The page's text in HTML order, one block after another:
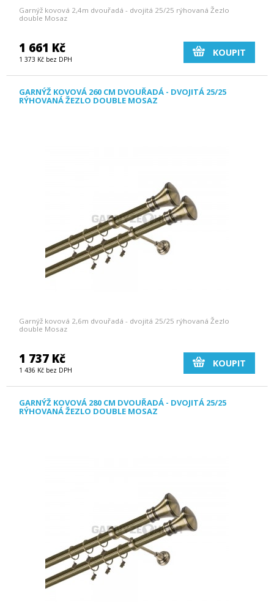
Garnýž kovová 2,4m dvouřadá - dvojitá 25/25 rýhovaná Žezlo
double Mosaz
1 661 Kč
1 373 Kč bez DPH
KOUPIT
GARNÝŽ KOVOVÁ 260 CM DVOUŘADÁ - DVOJITÁ 25/25
RÝHOVANÁ ŽEZLO DOUBLE MOSAZ
Garnýž kovová 2,6m dvouřadá - dvojitá 25/25 rýhovaná Žezlo
double Mosaz
1 737 Kč
1 436 Kč bez DPH
KOUPIT
GARNÝŽ KOVOVÁ 280 CM DVOUŘADÁ - DVOJITÁ 25/25
RÝHOVANÁ ŽEZLO DOUBLE MOSAZ